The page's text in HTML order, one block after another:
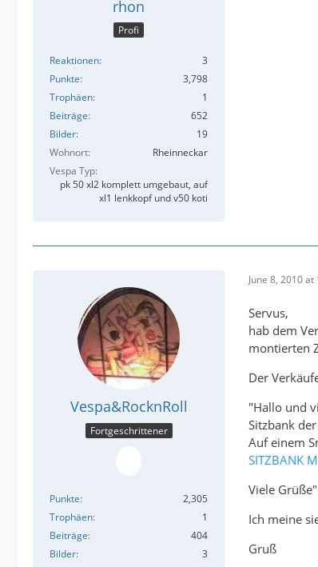
rhon
Profi
Reaktionen
3
Punkte
3,798
Trophäen
1
Beiträge
652
Bilder
19
Wohnort
Rheinneckar
Vespa Typ
pk 50 xl2 komplett umgebaut, auf
xl1 lenkkopf und v50 koti
Vespa&RocknRoll
Fortgeschrittener
Punkte
2,305
Trophäen
1
Beiträge
404
Bilder
3
June 8, 2010 at
Servus,
hab dem
montierten
Der
"Hallo und
Sitzbank
Auf einem
SITZBANK
Viele Grüße"
Ich meine
Gruß